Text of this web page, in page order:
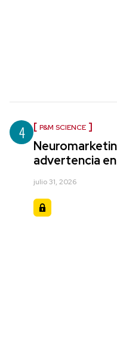
4 P&M SCIENCE
advertencia
julio 31, 2026